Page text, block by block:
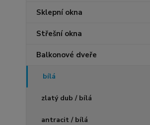
Sklepní okna
Střešní okna
Balkonové dveře
bílá
zlatý dub / bílá
antracit / bílá